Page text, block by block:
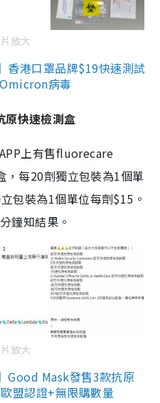
放大
香港口罩品牌$19快速測試
病毒
快速檢測盒
上有售fluorecare
，每20劑獨立包裝為1個單
包裝為1個單位每劑$15。
鐘知結果。
放大
Good Mask發售3款抗原
盟認證+無限購數量